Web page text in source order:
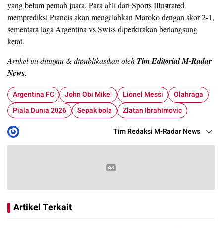
yang belum pernah juara. Para ahli dari Sports Illustrated
memprediksi Prancis akan mengalahkan Maroko dengan skor 2-1,
sementara laga Argentina vs Swiss diperkirakan berlangsung
ketat.
Artikel ini ditinjau & dipublikasikan oleh Tim Editorial M-Radar
News.
Argentina FC John Obi Mikel Lionel Messi
Olahraga
Piala Dunia 2026
Sepak bola Zlatan Ibrahimovic
Tim Redaksi M-Radar News
Artikel Terkait